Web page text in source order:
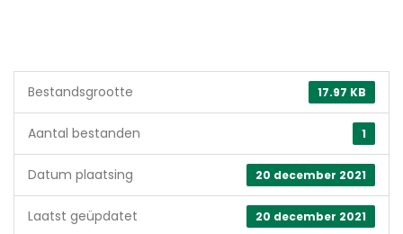
17.97 KB
Bestandsgrootte
1
Aantal bestanden
20 december 2021
Datum plaatsing
20 december 2021
Laatst geüpdatet